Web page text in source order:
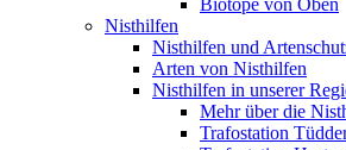
Biotope von Oben
Nisthilfen
Nisthilfen und
Arten von Nisthilfen
Nisthilfen in unserer
Mehr über die
Trafostation